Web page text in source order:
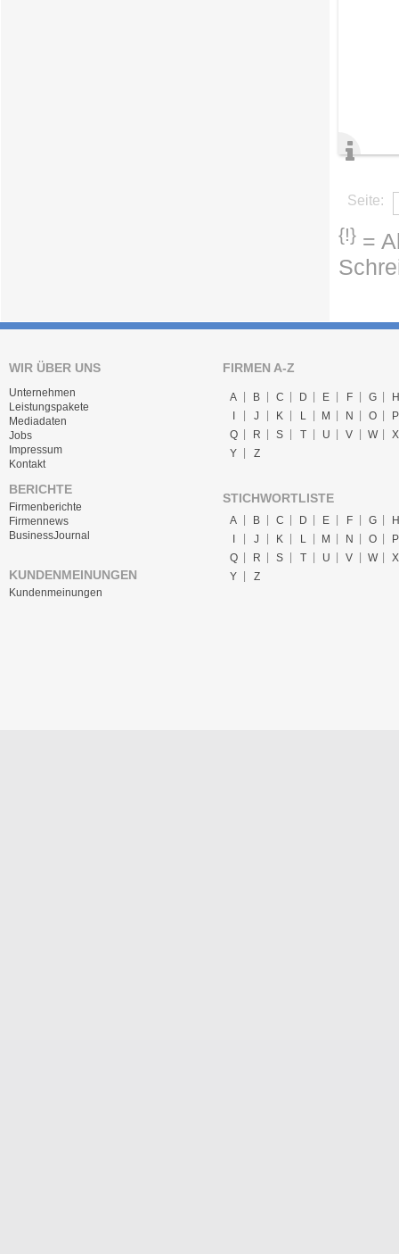
Seite:
{!} =
WIR ÜBER UNS
Unternehmen
Leistungspakete
Mediadaten
Jobs
Impressum
Kontakt
BERICHTE
Firmenberichte
Firmennews
BusinessJournal
KUNDENMEINUNGEN
Kundenmeinungen
FIRMEN A-Z
A B C D E F G
H
I
J K L M N O
P
Q
R S T U V W
X
Y
Z
STICHWORTLISTE
A B C D E F G
H
J K L M N O
P
Q
R S T U V W
X
Y
Z